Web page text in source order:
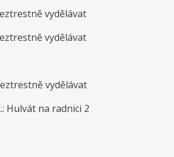
vydělávat
vydělávat
vydělávat
: Hulvát na radnici 2